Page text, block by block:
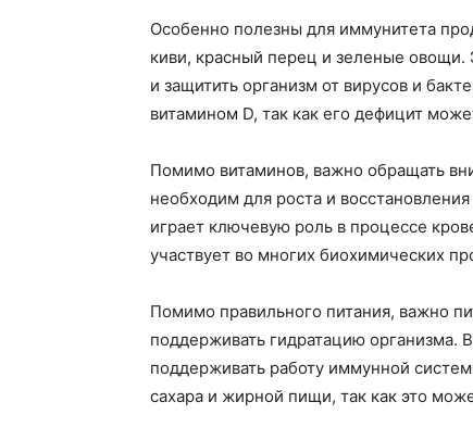
Особенно полезны для иммунитета
киви, красный перец и зеленые
и защитить организм от вирусов и
витамином D, так как его дефицит
Помимо витаминов, важно обращать
необходим для роста и
играет ключевую роль в процессе
участвует во многих биохимических
Помимо правильного питания, важно
поддерживать гидратацию организма.
поддерживать работу иммунной
сахара и жирной пищи, так как это